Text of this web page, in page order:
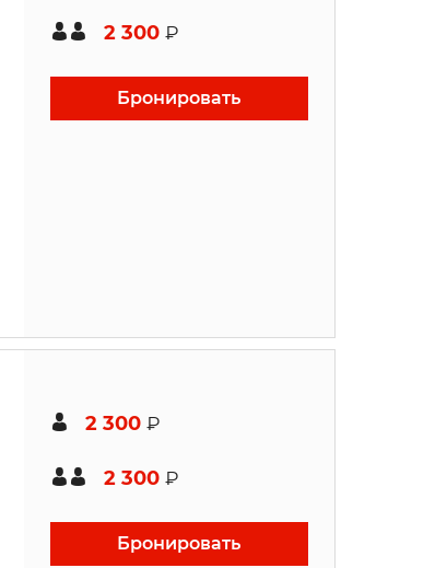
2 300 ₽
Бронировать
2 300 ₽
2 300 ₽
Бронировать